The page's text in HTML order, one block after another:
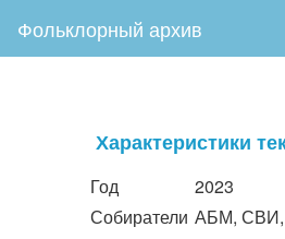
Фольклорный архив
Характеристики
Год
2023
Собиратели АБМ,